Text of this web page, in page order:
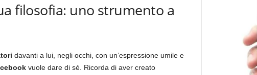
filosofia: uno strumento a
davanti a lui, negli occhi, con un’espressione umile e
vuole dare di sé. Ricorda di aver creato